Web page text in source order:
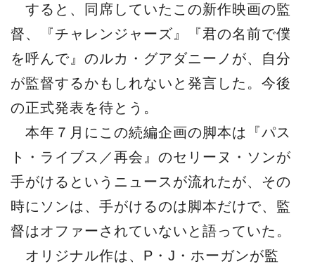
すると、同席していたこの新作映画の監
督、『チャレンジャーズ』『君の名前で僕
を呼んで』のルカ・グアダニーノが、自分
が監督するかもしれないと発言した。今後
の正式発表を待とう。
本年７月にこの続編企画の脚本は『パス
ト・ライブス／再会』のセリーヌ・ソンが
手がけるというニュースが流れたが、その
時にソンは、手がけるのは脚本だけで、監
督はオファーされていないと語っていた。
オリジナル作は、P・J・ホーガンが監